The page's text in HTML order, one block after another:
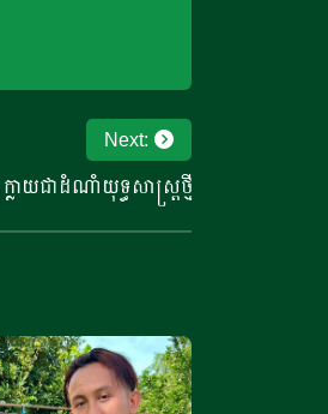
Next:
យជាដំណាំយុទ្ធសាស្រ្តថ្មី